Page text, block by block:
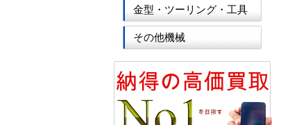
金型・ツーリング・工具
その他機械